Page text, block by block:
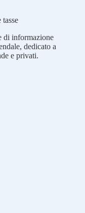
di informazione
dedicato a
e privati.